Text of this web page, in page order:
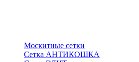
Москитные сетки
Сетка АНТИКОШКА